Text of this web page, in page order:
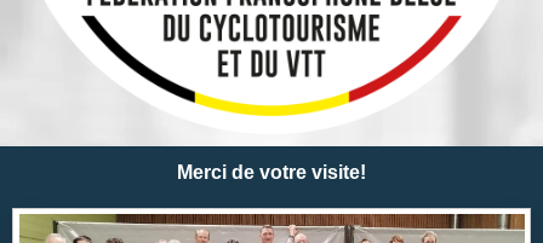
Merci de votre visite!